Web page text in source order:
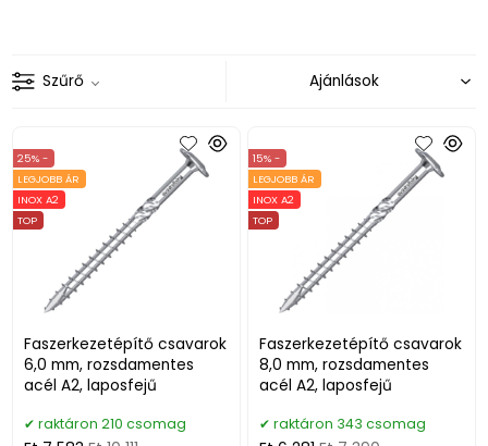
Szűrő
Faszerkezetépítő csavarok
6,0 mm, rozsdamentes
acél A2, laposfejű
25% -
LEGJOBB ÁR
INOX A2
TOP
raktáron 210 csomag
Faszerkezetépítő csavarok
8,0 mm, rozsdamentes
acél A2, laposfejű
15% -
LEGJOBB ÁR
INOX A2
TOP
raktáron 343 csomag